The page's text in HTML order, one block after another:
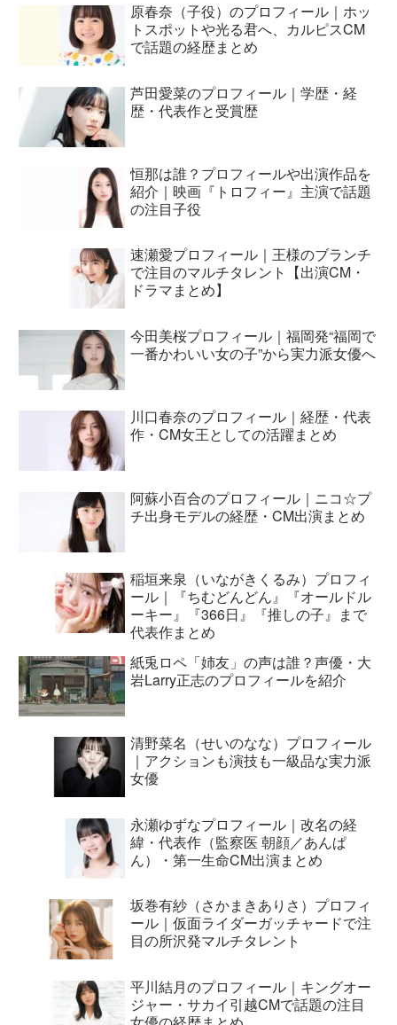
原春奈（子役）のプロフィール｜ホッ
トスポットや光る君へ、カルピスCM
で話題の経歴まとめ
芦田愛菜のプロフィール｜学歴・経
歴・代表作と受賞歴
恒那は誰？プロフィールや出演作品を
紹介｜映画『トロフィー』主演で話題
の注目子役
速瀬愛プロフィール｜王様のブランチ
で注目のマルチタレント【出演CM・
ドラマまとめ】
今田美桜プロフィール｜福岡発“福岡で
一番かわいい女の子”から実力派女優へ
川口春奈のプロフィール｜経歴・代表
作・CM女王としての活躍まとめ
阿蘇小百合のプロフィール｜ニコ☆プ
チ出身モデルの経歴・CM出演まとめ
稲垣来泉（いながきくるみ）プロフィ
ール｜『ちむどんどん』『オールドル
ーキー』『366日』『推しの子』まで
代表作まとめ
紙兎ロペ「姉友」の声は誰？声優・大
岩Larry正志のプロフィールを紹介
清野菜名（せいのなな）プロフィール
｜アクションも演技も一級品な実力派
女優
永瀬ゆずなプロフィール｜改名の経
緯・代表作（監察医 朝顔／あんぱ
ん）・第一生命CM出演まとめ
坂巻有紗（さかまきありさ）プロフィ
ール｜仮面ライダーガッチャードで注
目の所沢発マルチタレント
平川結月のプロフィール｜キングオー
ジャー・サカイ引越CMで話題の注目